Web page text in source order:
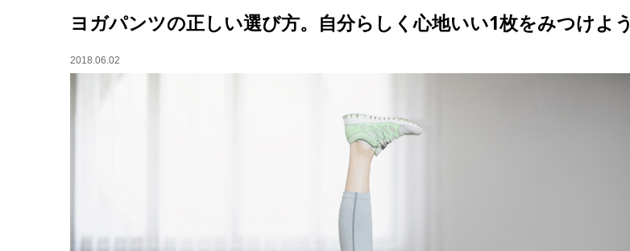
ヨガパンツの正しい選び方。自分らしく心地いい1枚をみつけよう
2018.06.02